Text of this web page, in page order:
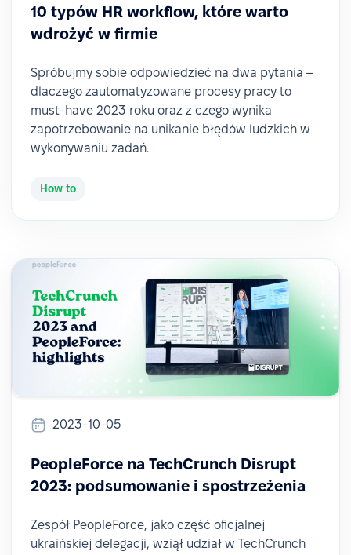
10 typów HR workflow, które warto
wdrożyć w firmie
Spróbujmy sobie odpowiedzieć na dwa pytania –
dlaczego zautomatyzowane procesy pracy to
must-have 2023 roku oraz z czego wynika
zapotrzebowanie na unikanie błędów ludzkich w
wykonywaniu zadań.
How to
2023-10-05
PeopleForce na TechCrunch Disrupt
2023: podsumowanie i spostrzeżenia
Zespół PeopleForce, jako część oficjalnej
ukraińskiej delegacji, wziął udział w TechCrunch